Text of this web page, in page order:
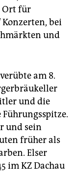
Ort für
bei
und
am 8.
und die
und sein
früher als
Elser
im KZ Dachau